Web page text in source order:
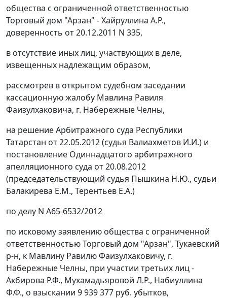
общества с ограниченной ответственностью
Торговый дом "Арзан" - Хайруллина А.Р.,
доверенность от 20.12.2011 N 335,
в отсутствие иных лиц, участвующих в деле,
извещенных надлежащим образом,
рассмотрев в открытом судебном заседании
кассационную жалобу Мавлина Равиля
Фаизулхаковича, г. Набережные Челны,
на решениеАрбитражного суда Республики
Татарстан от 22.05.2012 (судья Валиахметов И.И.) и
постановление Одиннадцатого арбитражного
апелляционного суда от 20.08.2012
(председательствующий судья Пышкина Н.Ю., судьи
Балакирева Е.М., Терентьев Е.А.)
по делу N А65-6532/2012
по исковому заявлению общества с ограниченной
ответственностью Торговый дом "Арзан", Тукаевский
р-н, к Мавлину Равилю Фаизулхаковичу, г.
Набережные Челны, при участии третьих лиц -
Акбирова Р.Ф., Мухамадьяровой Л.Р., Набиуллина
Ф.Ф., о взыскании 9 939 377 руб. убытков,